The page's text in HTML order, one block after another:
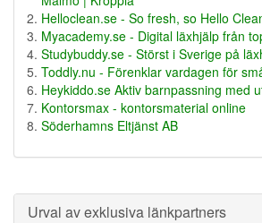
Helloclean.se - So fresh, so Hello
Myacademy.se - Digital läxhjälp från
Studybuddy.se - Störst i Sverige på
Toddly.nu - Förenklar vardagen för
Heykiddo.se Aktiv barnpassning med
Kontorsmax - kontorsmaterial online
Söderhamns Eltjänst AB
Urval av exklusiva länkpartners